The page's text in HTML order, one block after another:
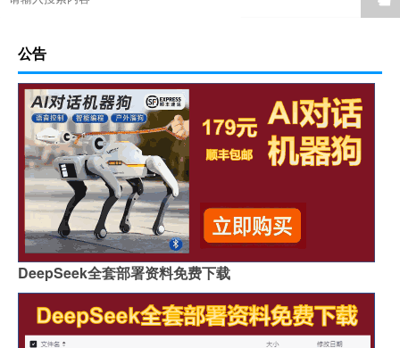
公告
DeepSeek全套部署资料免费下载